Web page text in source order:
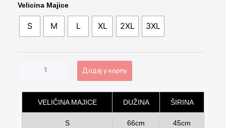
Velicina Majice
S M L XL 2XL 3XL
Luffy
One
Piece
Majica
Додај у корпу
Alternative:
VELIČINA MAJICE
DUŽINA ŠIRINA
S 66cm 45cm